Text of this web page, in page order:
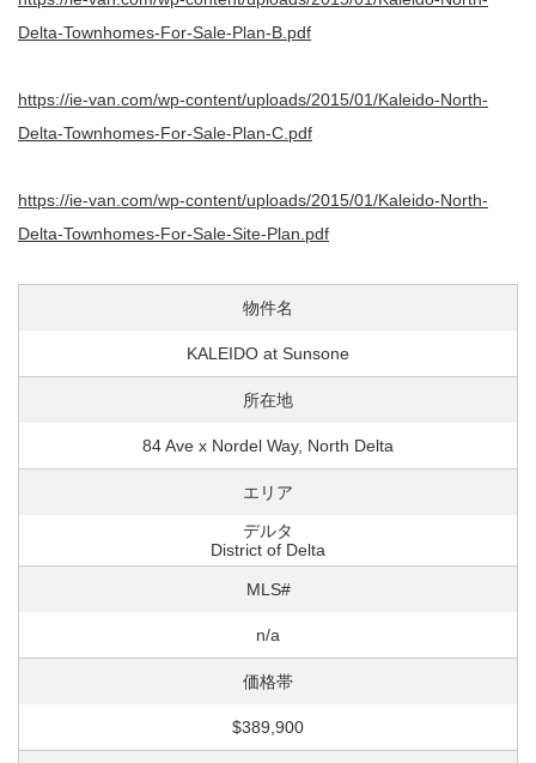
Delta-Townhomes-For-Sale-Plan-B.pdf
https://ie-van.com/wp-content/uploads/2015/01/Kaleido-North-
Delta-Townhomes-For-Sale-Plan-C.pdf
https://ie-van.com/wp-content/uploads/2015/01/Kaleido-North-
Delta-Townhomes-For-Sale-Site-Plan.pdf
物件名
KALEIDO at Sunsone
所在地
84 Ave x Nordel Way, North Delta
エリア
デルタ
District of Delta
MLS#
n/a
価格帯
$389,900